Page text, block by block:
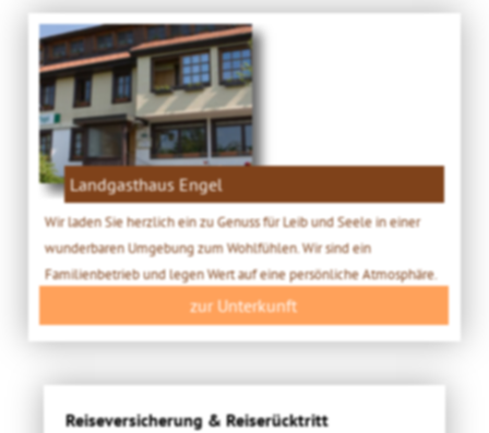
Landgasthaus Engel
Wir laden Sie herzlich ein zu Genuss für Leib und Seele in einer
wunderbaren Umgebung zum Wohlfühlen. Wir sind ein
Familienbetrieb und legen Wert auf eine persönliche Atmosphäre.
zur Unterkunft
Reiseversicherung & Reiserücktritt